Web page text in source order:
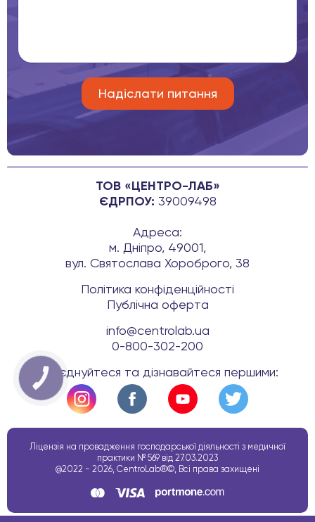
ТОВ «ЦЕНТРО-ЛАБ»
ЄДРПОУ: 39009498
Адреса:
м. Дніпро, 49001,
вул. Святослава Хороброго, 38
Політика конфіденційності
Публічна оферта
info@centrolab.ua
0-800-302-200
Приєднуйтеся та дізнавайтеся першими:
Ліцензія на провадження господарської діяльності з медичної
практики № 569 від 27.03.2023
@2022 - 2026, CentroLab®©, Всі права захищені
КНОПКА
ЗВ'ЯЗКУ